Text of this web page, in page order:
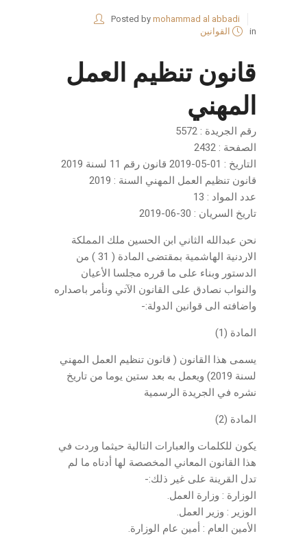
Posted by mohammad al abbadi
in
القوانين
قانون تنظيم العمل
المهني
رقم الجريدة : 5572
الصفحة : 2432
التاريخ : 01-05-2019 قانون رقم 11 لسنة 2019
قانون تنظيم العمل المهني السنة : 2019
عدد المواد : 13
تاريخ السريان : 30-06-2019
نحن عبدالله الثاني ابن الحسين ملك المملكة
الاردنية الهاشمية بمقتضى المادة ( 31 ) من
الدستور وبناء على ما قرره مجلسا الأعيان
والنواب نصادق على القانون الآتي ونأمر باصداره
واضافته الى قوانين الدولة:-
المادة (1)
يسمى هذا القانون ( قانون تنظيم العمل المهني
لسنة 2019) ويعمل به بعد ستين يوما من تاريخ
نشره في الجريدة الرسمية
المادة (2)
يكون للكلمات والعبارات التالية حيثما وردت في
هذا القانون المعاني المخصصة لها أدناه ما لم
تدل القرينة على غير ذلك:-
الوزارة : وزارة العمل.
الوزير : وزير العمل.
الأمين العام : أمين عام الوزارة.